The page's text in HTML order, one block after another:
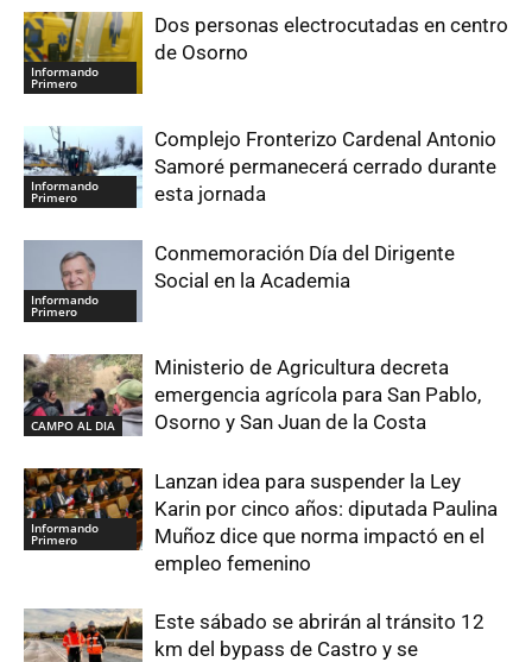
Informando
Primero
Dos personas electrocutadas en centro
de Osorno
Informando
Primero
Complejo Fronterizo Cardenal Antonio
Samoré permanecerá cerrado durante
esta jornada
Informando
Primero
Conmemoración Día del Dirigente
Social en la Academia
CAMPO AL DIA
Ministerio de Agricultura decreta
emergencia agrícola para San Pablo,
Osorno y San Juan de la Costa
Informando
Primero
Lanzan idea para suspender la Ley
Karin por cinco años: diputada Paulina
Muñoz dice que norma impactó en el
empleo femenino
Este sábado se abrirán al tránsito 12
km del bypass de Castro y se